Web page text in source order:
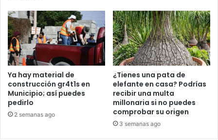
Ya hay material de
construcción gr4t1s en
Municipio; así puedes
pedirlo
2 semanas ago
¿Tienes una pata de
elefante en casa? Podrías
recibir una multa
millonaria si no puedes
comprobar su origen
3 semanas ago